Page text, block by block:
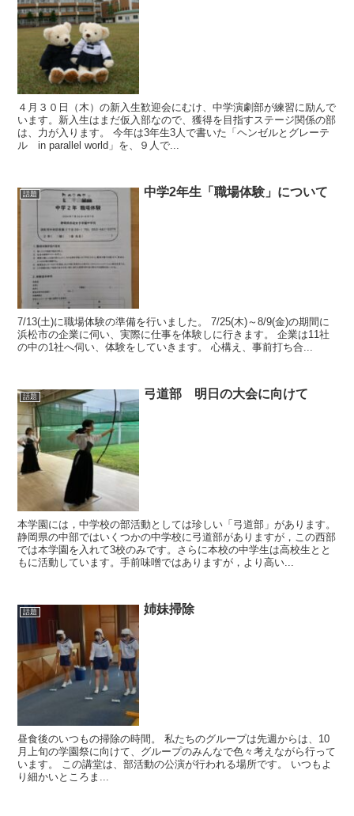
４月３０日（木）の新入生歓迎会にむけ、中学演劇部が練習に励んで
います。新入生はまだ仮入部なので、獲得を目指すステージ関係の部
は、力が入ります。 今年は3年生3人で書いた「ヘンゼルとグレーテ
ル in parallel world」を、９人で...
話題 中学2年生「職場体験」について
7/13(土)に職場体験の準備を行いました。 7/25(木)～8/9(金)の期間に
浜松市の企業に伺い、実際に仕事を体験しに行きます。 企業は11社
の中の1社へ伺い、体験をしていきます。 心構え、事前打ち合...
話題 弓道部 明日の大会に向けて
本学園には，中学校の部活動としては珍しい「弓道部」があります。
静岡県の中部ではいくつかの中学校に弓道部がありますが，この西部
では本学園を入れて3校のみです。さらに本校の中学生は高校生とと
もに活動しています。手前味噌ではありますが，より高い...
話題 姉妹掃除
昼食後のいつもの掃除の時間。 私たちのグループは先週からは、10
月上旬の学園祭に向けて、グループのみんなで色々考えながら行って
います。 この講堂は、部活動の公演が行われる場所です。 いつもよ
り細かいところま...